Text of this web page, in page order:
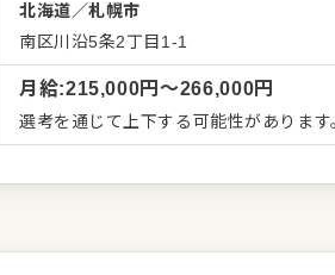
成 ・アルバイトなどの採用・教育 入社後は、店舗でのOJTによる約6か月間の研修期間があり
ます。調理の基礎もちろん、店舗オペ
で、未経験の方も安心です。 さらに、とんでんでは1店舗に平均2〜3名の正社員が在籍してい
ます。しっかり学べて、お互いに助け
けますよ。 各店舗でキャリアを積んだ後は、本人の適性や能力、希望をもとに店長や本社部門
の仕事をお任せしていきます。私たち
北海道／札幌市
南区川沿5条2丁目1-1
月給:215,000円〜266,000円
選考を通じて上下する可能性がありま